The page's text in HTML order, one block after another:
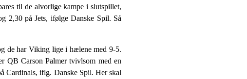
til de alvorlige kampe i slutspillet,
2,30 på Jets, ifølge Danske Spil. Så
de har Viking lige i hælene med 9-5.
QB Carson Palmer tvivlsom med en
Cardinals, iflg. Danske Spil. Her skal